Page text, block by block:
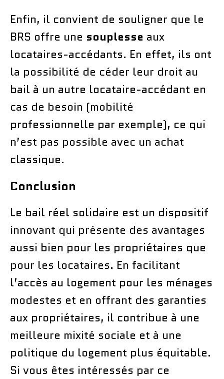
Enfin, il convient de souligner que le
BRS offre une souplesse aux
locataires-accédants. En effet, ils ont
la possibilité de céder leur droit au
bail à un autre locataire-accédant en
cas de besoin (mobilité
professionnelle par exemple), ce qui
n’est pas possible avec un achat
classique.
Conclusion
Le bail réel solidaire est un dispositif
innovant qui présente des avantages
aussi bien pour les propriétaires que
pour les locataires. En facilitant
l’accès au logement pour les ménages
modestes et en offrant des garanties
aux propriétaires, il contribue à une
meilleure mixité sociale et à une
politique du logement plus équitable.
Si vous êtes intéressés par ce